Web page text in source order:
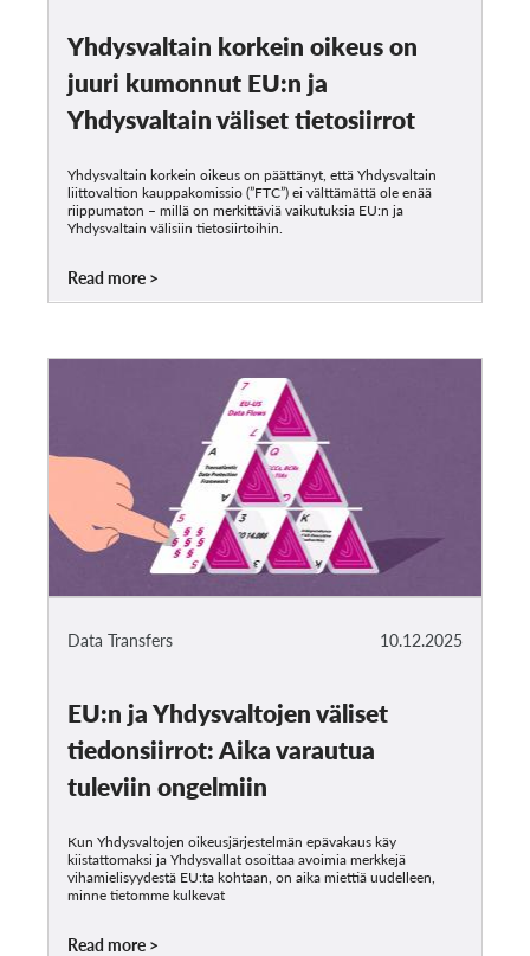
Yhdysvaltain korkein oikeus on
juuri kumonnut EU:n ja
Yhdysvaltain väliset tietosiirrot
Yhdysvaltain korkein oikeus on päättänyt, että Yhdysvaltain
liittovaltion kauppakomissio (”FTC”) ei välttämättä ole enää
riippumaton – millä on merkittäviä vaikutuksia EU:n ja
Yhdysvaltain välisiin tietosiirtoihin.
Read more
10.12.2025
Data Transfers
EU:n ja Yhdysvaltojen väliset
tiedonsiirrot: Aika varautua
tuleviin ongelmiin
Kun Yhdysvaltojen oikeusjärjestelmän epävakaus käy
kiistattomaksi ja Yhdysvallat osoittaa avoimia merkkejä
vihamielisyydestä EU:ta kohtaan, on aika miettiä uudelleen,
minne tietomme kulkevat
Read more